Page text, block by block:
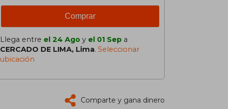
Comprar
Llega entre el 24 Ago y el 01 Sep a
CERCADO DE LIMA, Lima. Seleccionar
ubicación
Comparte y gana dinero